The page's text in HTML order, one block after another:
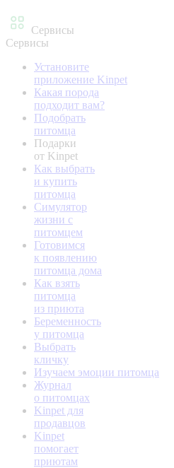
Сервисы
Сервисы
Установите
приложение Kinpet
Какая порода
подходит вам?
Подобрать
питомца
Подарки
от Kinpet
Как выбрать
и купить
питомца
Симулятор
жизни с
питомцем
Готовимся
к появлению
питомца дома
Как взять
питомца
из приюта
Беременность
у питомца
Выбрать
кличку
Изучаем эмоции питомца
Журнал
о питомцах
Kinpet для
продавцов
Kinpet
помогает
приютам